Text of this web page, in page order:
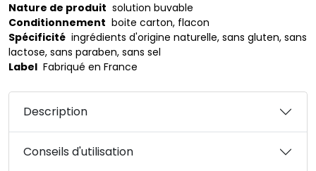
Nature de produit solution buvable
Conditionnement boite carton, flacon
Spécificité ingrédients d'origine naturelle, sans gluten, sans
lactose, sans paraben, sans sel
Label Fabriqué en France
Description
Conseils d'utilisation